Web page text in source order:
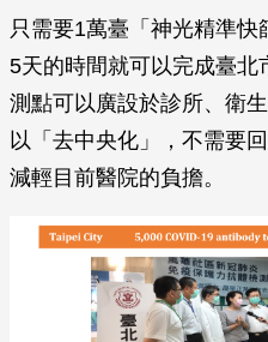
只需要1萬臺「神光精準快
5天的時間就可以完成臺北
測點可以廣設於診所、衛
以「去中央化」，不需要
減輕目前醫院的負擔。